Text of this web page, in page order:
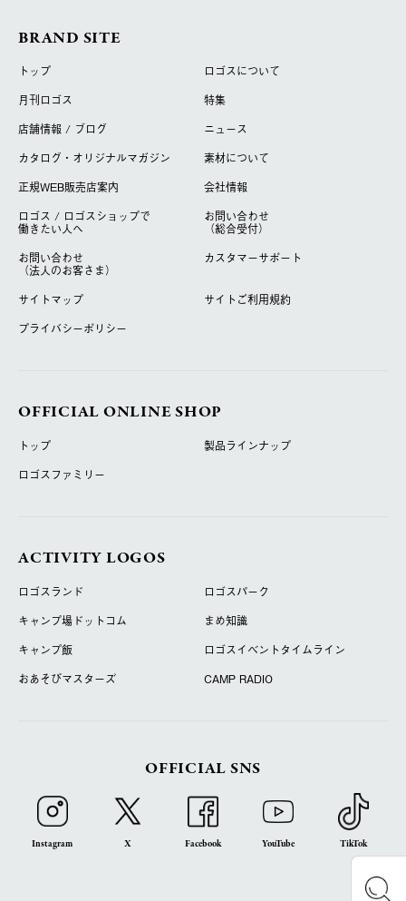
BRAND SITE
トップ
ロゴスについて
月刊ロゴス
特集
店舗情報 / ブログ
ニュース
カタログ・オリジナルマガジン
素材について
正規WEB販売店案内
会社情報
ロゴス / ロゴスショップで
働きたい人へ
お問い合わせ
（総合受付）
お問い合わせ
（法人のお客さま）
カスタマーサポート
サイトマップ
サイトご利用規約
プライバシーポリシー
OFFICIAL ONLINE SHOP
トップ
製品ラインナップ
ロゴスファミリー
ACTIVITY LOGOS
ロゴスランド
ロゴスパーク
キャンプ場ドットコム
まめ知識
キャンプ飯
ロゴスイベントタイムライン
おあそびマスターズ
CAMP RADIO
OFFICIAL SNS
Instagram X Facebook YouTube TikTok